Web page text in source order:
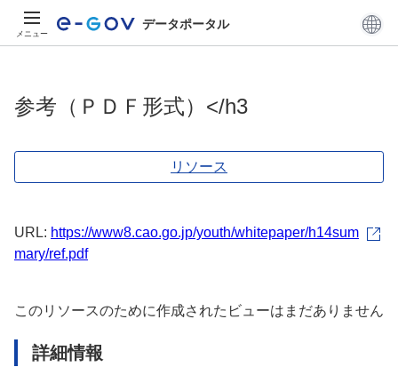
メニュー
データポータル
参考（ＰＤＦ形式）</h3
リソース
URL: https://www8.cao.go.jp/youth/whitepaper/h14sum
mary/ref.pdf
このリソースのために作成されたビューはまだありません
詳細情報